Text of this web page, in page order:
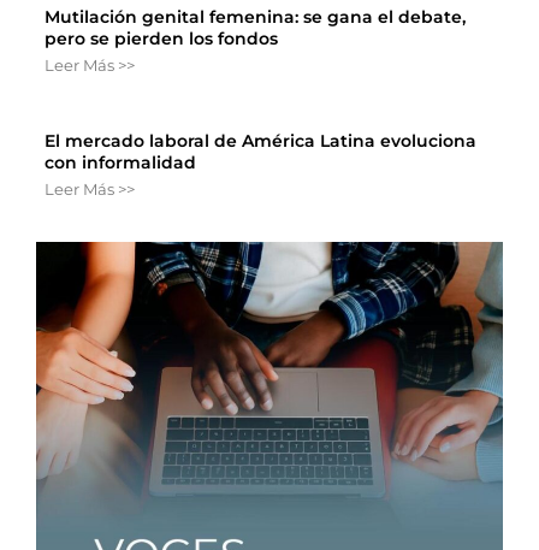
Mutilación genital femenina: se gana el debate,
pero se pierden los fondos
Leer Más >>
El mercado laboral de América Latina evoluciona
con informalidad
Leer Más >>